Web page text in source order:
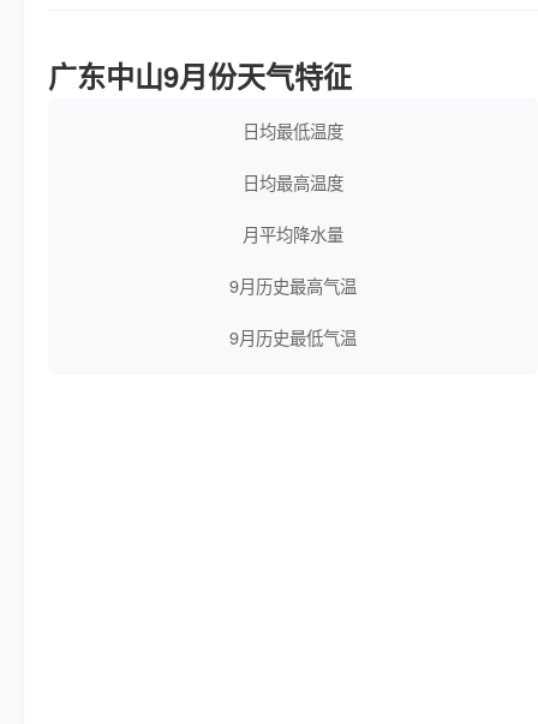
广东中山9月份天气特征
日均最低温度
日均最高温度
月平均降水量
9月历史最高气温
9月历史最低气温